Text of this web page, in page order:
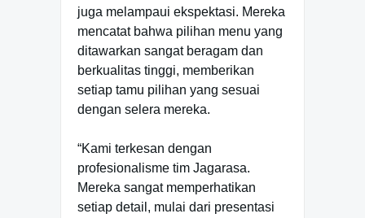
juga melampaui ekspektasi. Mereka
mencatat bahwa pilihan menu yang
ditawarkan sangat beragam dan
berkualitas tinggi, memberikan
setiap tamu pilihan yang sesuai
dengan selera mereka.
“Kami terkesan dengan
profesionalisme tim Jagarasa.
Mereka sangat memperhatikan
setiap detail, mulai dari presentasi